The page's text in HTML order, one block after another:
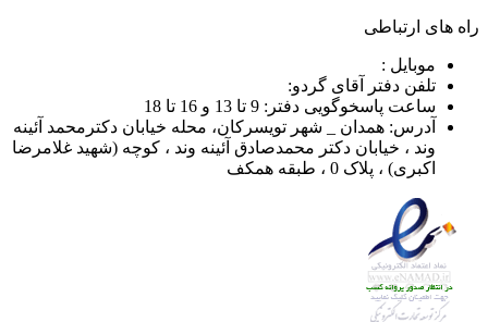
راه های ارتباطی
موبایل :
تلفن دفتر آقای گردو:
ساعت پاسخوگویی دفتر: 9 تا 13 و 16 تا 18
آدرس: همدان _ شهر تویسرکان، محله خیابان دکترمحمد آئینه
وند ، خیابان دکتر محمدصادق آئینه وند ، کوچه (شهید غلامرضا
اکبری) ، پلاک 0 ، طبقه همکف